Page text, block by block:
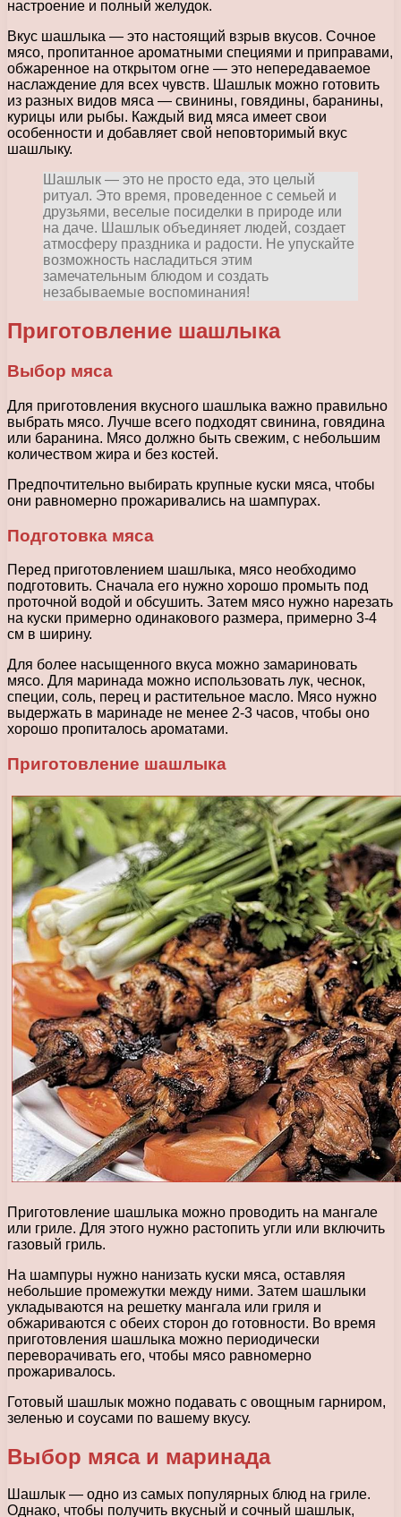
настроение и полный желудок.
Вкус шашлыка — это настоящий взрыв вкусов. Сочное
мясо, пропитанное ароматными специями и приправами,
обжаренное на открытом огне — это непередаваемое
наслаждение для всех чувств. Шашлык можно готовить
из разных видов мяса — свинины, говядины, баранины,
курицы или рыбы. Каждый вид мяса имеет свои
особенности и добавляет свой неповторимый вкус
шашлыку.
Шашлык — это не просто еда, это целый
ритуал. Это время, проведенное с семьей и
друзьями, веселые посиделки в природе или
на даче. Шашлык объединяет людей, создает
атмосферу праздника и радости. Не упускайте
возможность насладиться этим
замечательным блюдом и создать
незабываемые воспоминания!
Приготовление шашлыка
Выбор мяса
Для приготовления вкусного шашлыка важно правильно
выбрать мясо. Лучше всего подходят свинина, говядина
или баранина. Мясо должно быть свежим, с небольшим
количеством жира и без костей.
Предпочтительно выбирать крупные куски мяса, чтобы
они равномерно прожаривались на шампурах.
Подготовка мяса
Перед приготовлением шашлыка, мясо необходимо
подготовить. Сначала его нужно хорошо промыть под
проточной водой и обсушить. Затем мясо нужно нарезать
на куски примерно одинакового размера, примерно 3-4
см в ширину.
Для более насыщенного вкуса можно замариновать
мясо. Для маринада можно использовать лук, чеснок,
специи, соль, перец и растительное масло. Мясо нужно
выдержать в маринаде не менее 2-3 часов, чтобы оно
хорошо пропиталось ароматами.
Приготовление шашлыка
Приготовление шашлыка можно проводить на мангале
или гриле. Для этого нужно растопить угли или включить
газовый гриль.
На шампуры нужно нанизать куски мяса, оставляя
небольшие промежутки между ними. Затем шашлыки
укладываются на решетку мангала или гриля и
обжариваются с обеих сторон до готовности. Во время
приготовления шашлыка можно периодически
переворачивать его, чтобы мясо равномерно
прожаривалось.
Готовый шашлык можно подавать с овощным гарниром,
зеленью и соусами по вашему вкусу.
Выбор мяса и маринада
Шашлык — одно из самых популярных блюд на гриле.
Однако, чтобы получить вкусный и сочный шашлык,